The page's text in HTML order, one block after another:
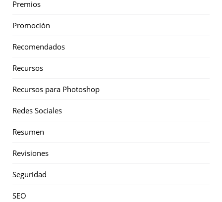
Premios
Promoción
Recomendados
Recursos
Recursos para Photoshop
Redes Sociales
Resumen
Revisiones
Seguridad
SEO